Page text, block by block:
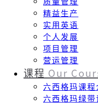
精益生产
实用英语
个人发展
项目管理
营运管理
课程 Our
六西格玛课程
六西格玛绿带